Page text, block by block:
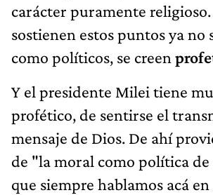
carácter puramente
sostienen estos puntos ya no
como políticos, se creen
Y el presidente Milei tiene
profético, de sentirse el
mensaje de Dios. De ahí
de "la moral como política
que siempre hablamos acá